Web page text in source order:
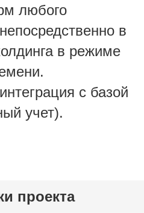
любого
в
в режиме
с базой
учет).
проекта